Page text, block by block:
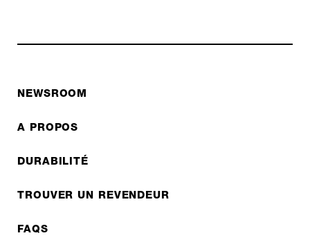
NEWSROOM
A PROPOS
DURABILITÉ
TROUVER UN REVENDEUR
FAQS